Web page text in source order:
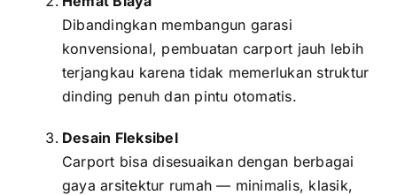
Dibandingkan membangun garasi
konvensional, pembuatan carport jauh lebih
terjangkau karena tidak memerlukan struktur
dinding penuh dan pintu otomatis.
Desain Fleksibel
Carport bisa disesuaikan dengan berbagai
gaya arsitektur rumah — minimalis, klasik,